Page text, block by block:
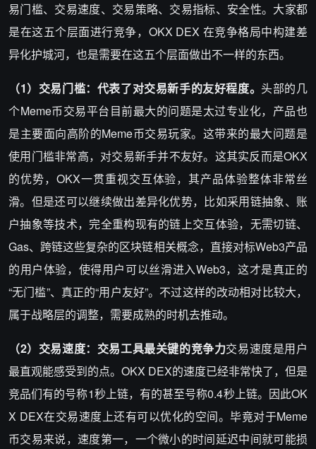
易门槛、交易速度、交易策略、交易指标、安全性。大家都
是在这五个层面进行竞争，OKX DEX 在竞争格局中构建差
异化护城河，也是需要在这五个层面做出不一样的东西。
（1）交易门槛：代表了对交易新手的友好程度。 头部的几
个Meme币交易平台目前最大的问题是太过专业化，产品也
是主要面向高阶的Meme币交易玩家。这带来的最大问题是
使用门槛非常高，对交易新手并不友好。这其实反而是OKX
的优势，OKX一贯重视交互体验，其产品体验整体非常丝
滑。但是还可以继续做出差异化优势，比如采用链抽象、账
户抽象等技术，完全重构现有的链上交互体验，无需切链、
Gas、跨链这些复杂的区块链相关概念，直接对标Web3产品
的用户体验，使得用户可以丝滑进入Web3，这才是真正的
“无门槛”、真正的“用户友好”。不过这样的改动相对比较大，
属于战略层的调整，需要成熟的时机去推动。
（2）交易速度：交易工具最关键的竞争力交易速度是用户
最直观能感受到的点。OKX DEX的速度已经非常快了，但是
竞品们有的号称1秒上链，有的甚至号称0.4秒上链。因此OK
X DEX在交易速度上还有可以优化的空间。毕竟对于Meme
币交易来说，速度第一，一个微小的时间延迟中间就可能损